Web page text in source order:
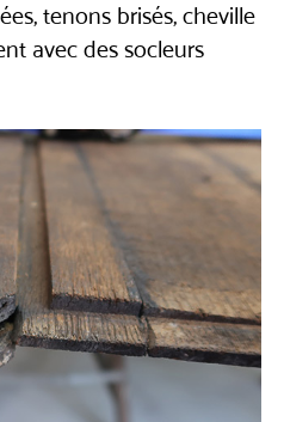
tenons brisés, cheville
avec des socleurs